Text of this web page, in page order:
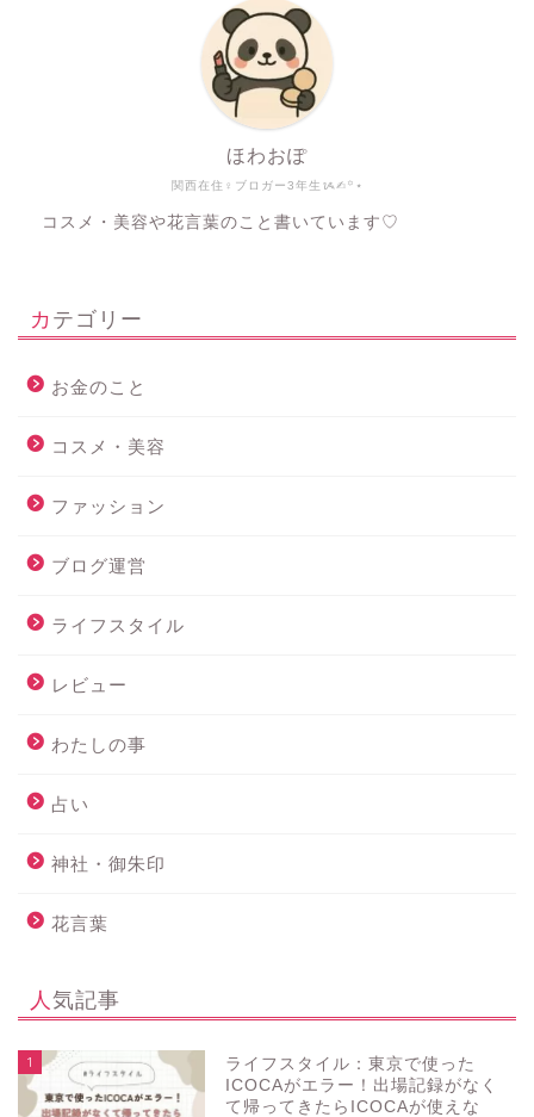
関西在住♀ブロガー3年生ᝰ✍︎꙳⋆
ほわおぽ
コスメ・美容や花言葉のこと書いています♡
カテゴリー
お金のこと
コスメ・美容
ファッション
ブログ運営
ライフスタイル
レビュー
わたしの事
占い
神社・御朱印
花言葉
人気記事
1
ライフスタイル：東京で使った
ICOCAがエラー！出場記録がなく
て帰ってきたらICOCAが使えな